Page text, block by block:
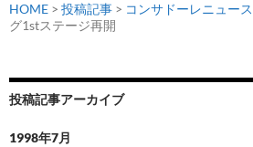
HOME > 投稿記事 > コンサドーレニュース
グ1stステージ再開
投稿記事アーカイブ
1998年7月